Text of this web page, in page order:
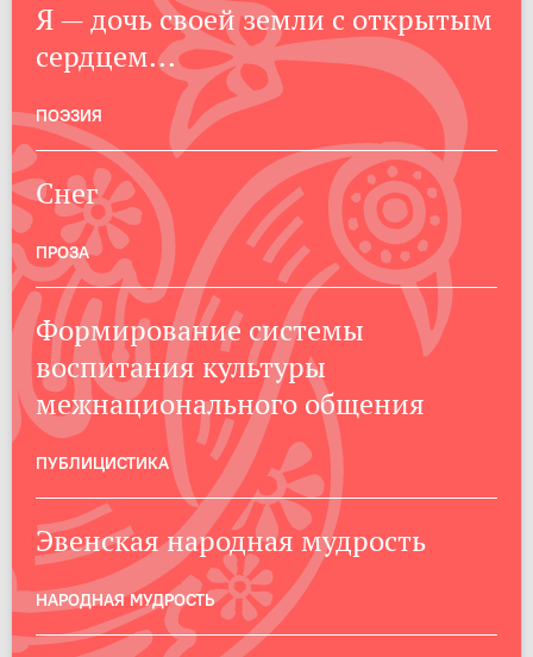
Я — дочь своей земли с открытым
сердцем...
ПОЭЗИЯ
Снег
ПРОЗА
Формирование системы
воспитания культуры
межнационального общения
ПУБЛИЦИСТИКА
Эвенская народная мудрость
НАРОДНАЯ МУДРОСТЬ